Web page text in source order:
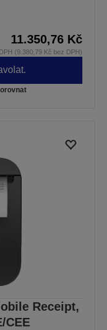
11.350,76 Kč
(9.380,79 Kč bez DPH)
Receipt,
CEE